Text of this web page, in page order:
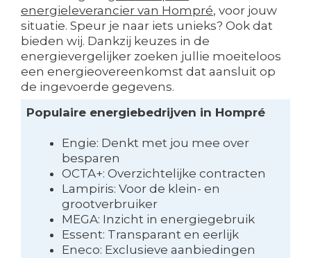
energieleverancier van Hompré, voor jouw
situatie. Speur je naar iets unieks? Ook dat
bieden wij. Dankzij keuzes in de
energievergelijker zoeken jullie moeiteloos
een energieovereenkomst dat aansluit op
de ingevoerde gegevens.
Populaire energiebedrijven in Hompré
Engie: Denkt met jou mee over
besparen
OCTA+: Overzichtelijke contracten
Lampiris: Voor de klein- en
grootverbruiker
MEGA: Inzicht in energiegebruik
Essent: Transparant en eerlijk
Eneco: Exclusieve aanbiedingen